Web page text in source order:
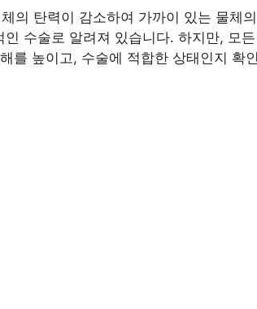
의 탄력이 감소하여 가까이 있는 물체
수술로 알려져 있습니다. 하지만, 모
를 높이고, 수술에 적합한 상태인지 확